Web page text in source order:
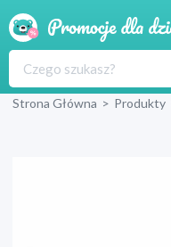
Strona Główna > Produkty